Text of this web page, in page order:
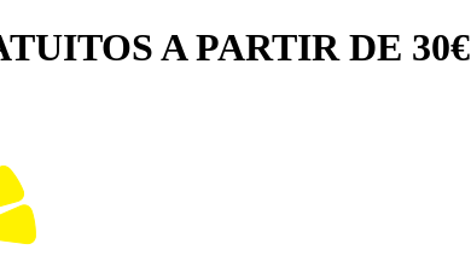
A PARTIR DE 30€